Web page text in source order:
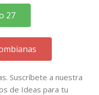
27
Suscríbete a nuestra
de Ideas para tu